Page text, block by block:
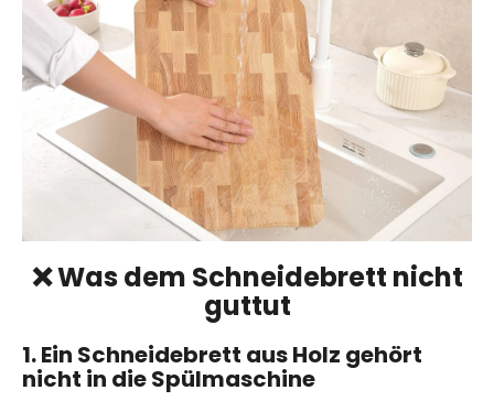
❌ Was dem Schneidebrett nicht
guttut
1. Ein Schneidebrett aus Holz gehört
nicht in die Spülmaschine
SUCHEN
r
e
m
e
h